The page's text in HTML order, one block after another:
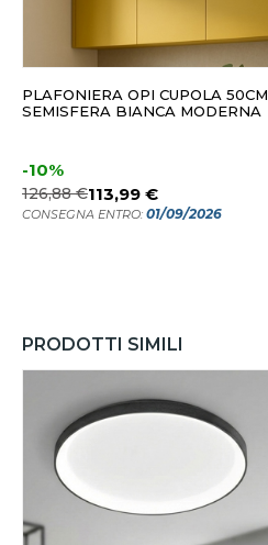
PLAFONIERA OPI CUPOLA 50CM
SEMISFERA BIANCA MODERNA
-10%
126,88 €113,99 €
CONSEGNA ENTRO: 01/09/2026
PRODOTTI SIMILI